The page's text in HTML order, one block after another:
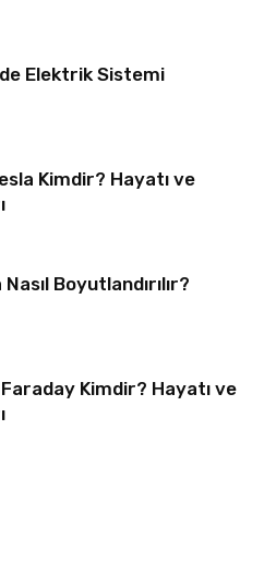
Elektrik Sistemi
Kimdir? Hayatı ve
Boyutlandırılır?
Kimdir? Hayatı ve